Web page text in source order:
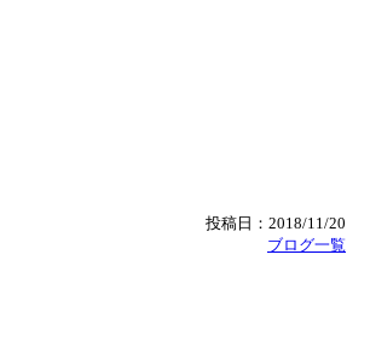
投稿日：2018/11/20
ブログ一覧